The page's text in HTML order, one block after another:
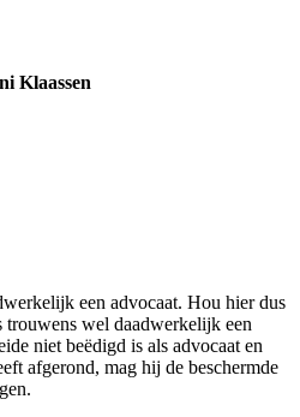
Klaassen
een advocaat. Hou hier dus
trouwens wel daadwerkelijk een
niet beëdigd is als advocaat en
afgerond, mag hij de beschermde